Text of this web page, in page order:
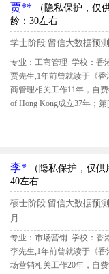
生B级留学生专业人才
贾** （隐私保护，仅
龄：30左右
学士阶段 留信大数据预
专业：工商管理 学校：香
贾先生,1年前曾就读于《
商管理相关工作11年，自
of Hong Kong成立37年；
李* （隐私保护，仅供
40左右
硕士阶段 留信大数据预
月
专业：市场营销 学校：香
李先生,1年前曾就读于《
场营销相关工作20年，自